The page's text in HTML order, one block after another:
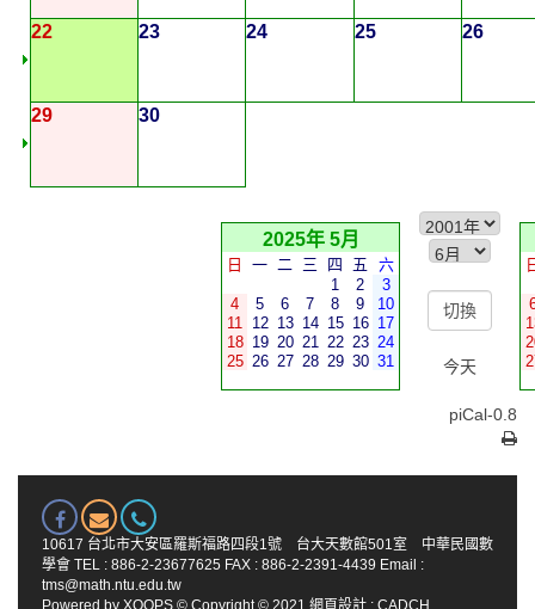
22 23 24 25 26
29 30
2025年 5月
日 一 二 三 四 五
六
1
2
3
4
5 6 7 8 9
10
11 12 13 14 15 16 17
18 19 20 21 22 23 24
25 26 27 28 29 30 31 今天
piCal-0.8
10617 台北市大安區羅斯福路四段1號 台大天數館501室 中華民國數
學會 TEL : 886-2-23677625 FAX : 886-2-2391-4439 Email :
tms@math.ntu.edu.tw
Powered by XOOPS © Copyright © 2021 網頁設計 : CADCH